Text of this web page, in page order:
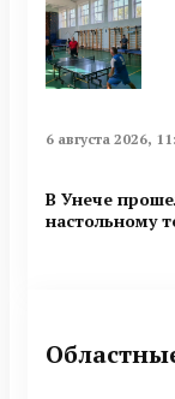
6 августа 2026,
В Унече
настольному